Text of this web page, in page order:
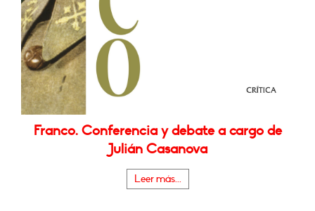
Franco. Conferencia y debate a cargo de
Julián Casanova
Leer más...